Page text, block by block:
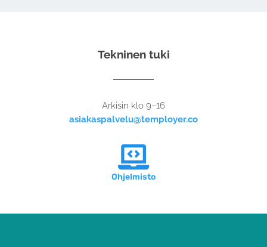
Tekninen tuki
Arkisin klo 9–16
asiakaspalvelu@temployer.co

Ohjelmisto